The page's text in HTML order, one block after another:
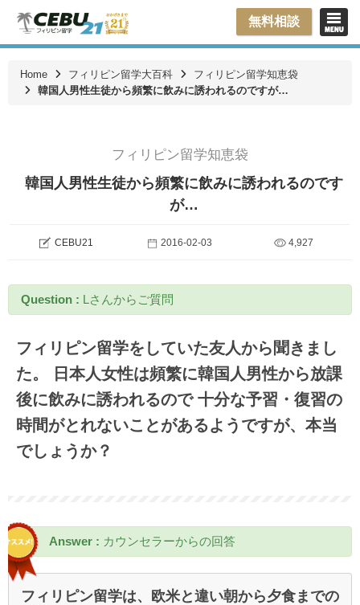
無料相談
Home フィリピン留学大百科
フィリピン留学知恵袋
韓国人男性生徒から頻繁に飲みに誘われるのですが…
フィリピン留学知恵袋
韓国人男性生徒から頻繁に飲みに誘われるのです
が…
CEBU21 2016-02-03 4,927
Question : Lさんからご質問
フィリピン留学をしていた友人から聞きまし
た。 日本人女性は頻繁に韓国人男性から放課
後に飲みに誘われるので 十分な予習・復習の
時間がとれないことがあるようですが、本当
でしょうか？
Answer : カウンセラーからの回答
フィリピン留学は、欧米と違い朝から夕食までの